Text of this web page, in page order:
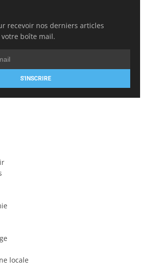
recevoir nos derniers articles
boîte mail.
S'INSCRIRE
locale